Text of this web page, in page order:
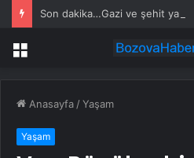
Menü
Anasayfa /Yaşam
Yaşam